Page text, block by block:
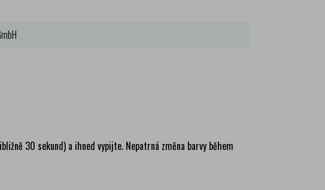
30 sekund) a ihned vypijte. Nepatrná změna barvy během